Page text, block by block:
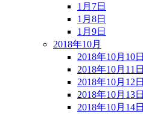
1月7日
1月8日
1月9日
2018年10月
2018年10月10日
2018年10月11日
2018年10月12日
2018年10月13日
2018年10月14日